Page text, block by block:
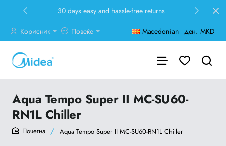
30 days easy and hassle-free returns
Корисник Повеќе Macedonian ден. MKD
Aqua Tempo Super II MC-SU60-
RN1L Chiller
Aqua Tempo Super II MC-SU60-RN1L Chiller